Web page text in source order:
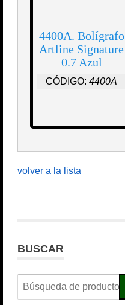
4400A. Bolígrafo
Artline Signature
0.7 Azul
CÓDIGO: 4400A
volver a la lista
BUSCAR